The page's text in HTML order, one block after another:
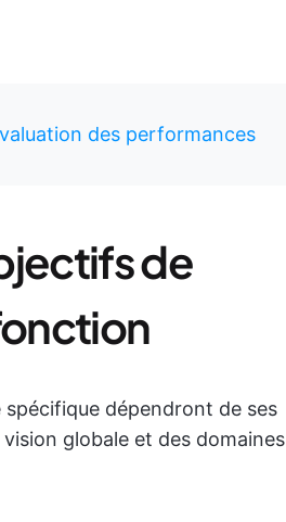
des performances
de
dépendront de ses
globale et des domaines